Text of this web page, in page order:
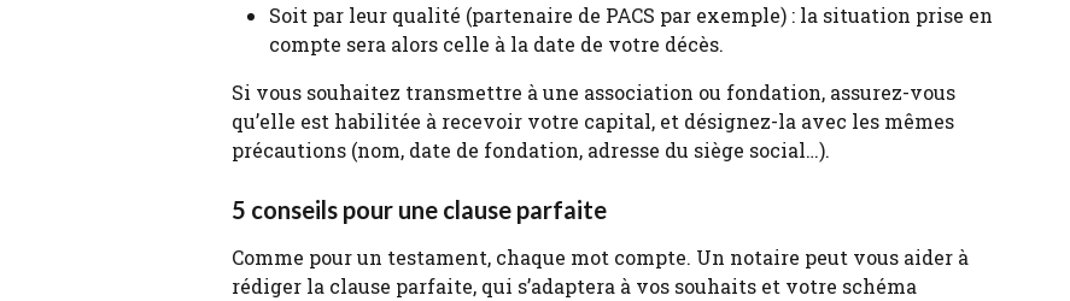
Soit par leur qualité (partenaire de PACS par exemple) : la situation prise en
compte sera alors celle à la date de votre décès.
Si vous souhaitez transmettre à une association ou fondation, assurez-vous
qu’elle est habilitée à recevoir votre capital, et désignez-la avec les mêmes
précautions (nom, date de fondation, adresse du siège social…).
5 conseils pour une clause parfaite
Comme pour un testament, chaque mot compte. Un notaire peut vous aider à
rédiger la clause parfaite, qui s’adaptera à vos souhaits et votre schéma